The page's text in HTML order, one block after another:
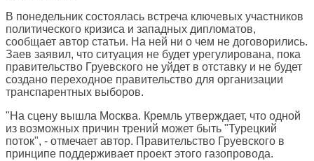
В понедельник состоялась встреча ключевых участников
политического кризиса и западных дипломатов,
сообщает автор статьи. На ней ни о чем не договорились.
Заев заявил, что ситуация не будет урегулирована, пока
правительство Груевского не уйдет в отставку и не будет
создано переходное правительство для организации
транспарентных выборов.
"На сцену вышла Москва. Кремль утверждает, что одной
из возможных причин трений может быть "Турецкий
поток", - отмечает автор. Правительство Груевского в
принципе поддерживает проект этого газопровода.